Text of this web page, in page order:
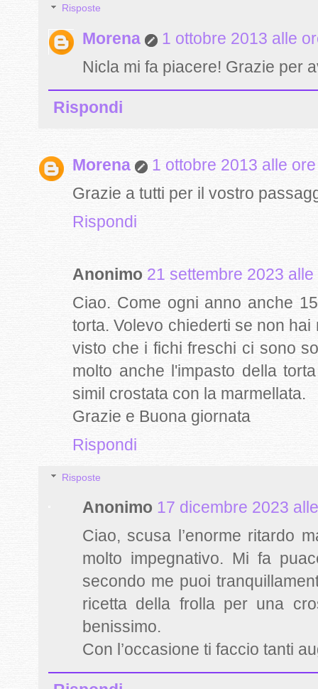
Risposte
Morena
1 ottobre 2013 alle
Nicla mi fa piacere! Grazie per
Rispondi
Morena
1 ottobre 2013 alle
Grazie a tutti per il vostro
Rispondi
Anonimo 21 settembre 2023
Ciao. Come ogni anno anche
torta. Volevo chiederti se non
visto che i fichi freschi ci sono
molto anche l'impasto della
simil crostata con la marmellata.
Grazie e Buona giornata
Rispondi
Risposte
Anonimo 17 dicembre 2023
Ciao, scusa l’enorme ritardo
molto impegnativo. Mi fa
secondo me puoi
ricetta della frolla per una
benissimo.
Con l’occasione ti faccio tanti